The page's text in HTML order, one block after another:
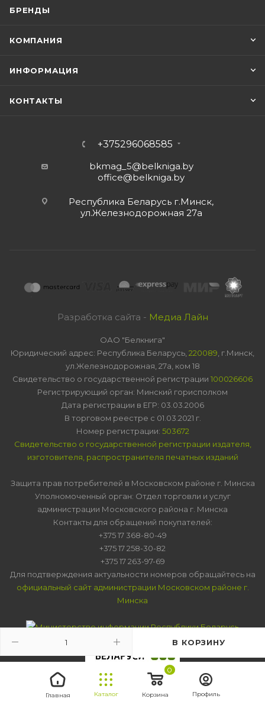
В КОРЗИНУ
Главная Каталог Корзина
0
Профиль
БРЕНДЫ
КОМПАНИЯ
ИНФОРМАЦИЯ
КОНТАКТЫ
+375296068585
bkmag_5@belkniga.by
office@belkniga.by
Республика Беларусь г.Минск,
ул.Железнодорожная 27а
Разработка сайта - Медиа Лайн
ОАО "Белкнига"
Юридический адрес: Республика Беларусь, 220089 , г.Минск,
ул.Железнодорожная, 27а, ком 18
Свидетельство о государственной регистрации 100026606
Регистрирующий орган: Минский горисполком
Дата регистрации в ЕГР: 03.03.2006
В торговом реестре с 01.03.2021 г.
Номер регистрации: 503672
Свидетельство о государственной регистрации издателя,
изготовителя, распространителя печатных изданий
Защита прав потребителей в Московском районе г. Минска
Уполномоченный орган: Отдел торговли и услуг
администрации Московского района г. Минска
Контакты для обращений покупателей:
+375 17 368-80-49
+375 17 258-30-82
+375 17 263-97-69
Для подтверждения актуальности номеров обращайтесь на
официальный сайт администрации Московском районе г.
Минска